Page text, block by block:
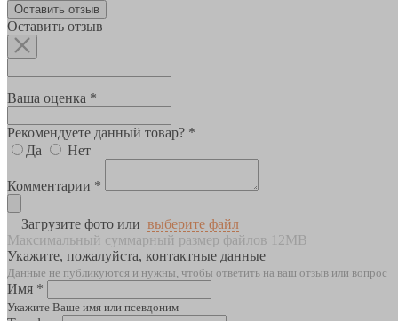
Оставить отзыв
Оставить отзыв
Ваша оценка *
Рекомендуете данный товар? *
Да
Нет
Комментарии *
Загрузите фото или выберите файл
Максимальный суммарный размер файлов 12MB
Укажите, пожалуйста, контактные данные
Данные не публикуются и нужны, чтобы ответить на ваш отзыв или вопрос
Имя *
Укажите Ваше имя или псевдоним